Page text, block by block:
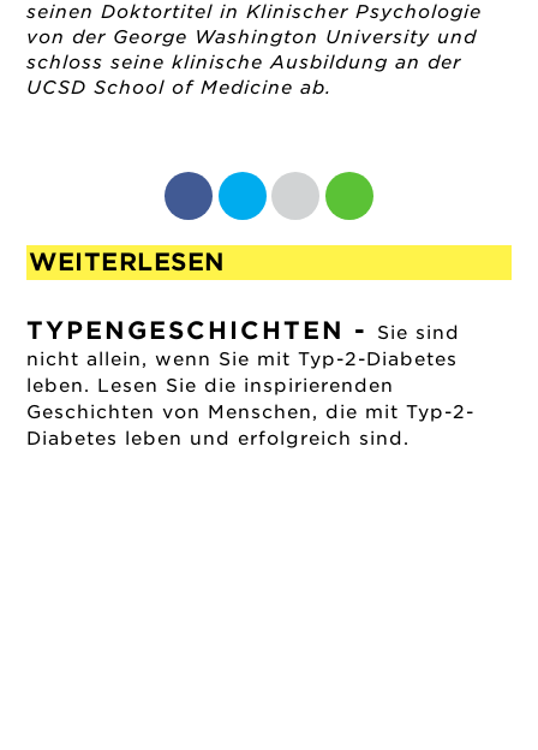
seinen Doktortitel in Klinischer Psychologie
von der George Washington University und
schloss seine klinische Ausbildung an der
UCSD School of Medicine ab.
WEITERLESEN
TYPENGESCHICHTEN -
Sie sind
nicht allein, wenn Sie mit Typ-2-Diabetes
leben. Lesen Sie die inspirierenden
Geschichten von Menschen, die mit Typ-2-
Diabetes leben und erfolgreich sind.